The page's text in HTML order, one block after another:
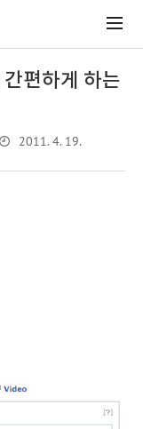
편하게 하는
2011. 4. 19.